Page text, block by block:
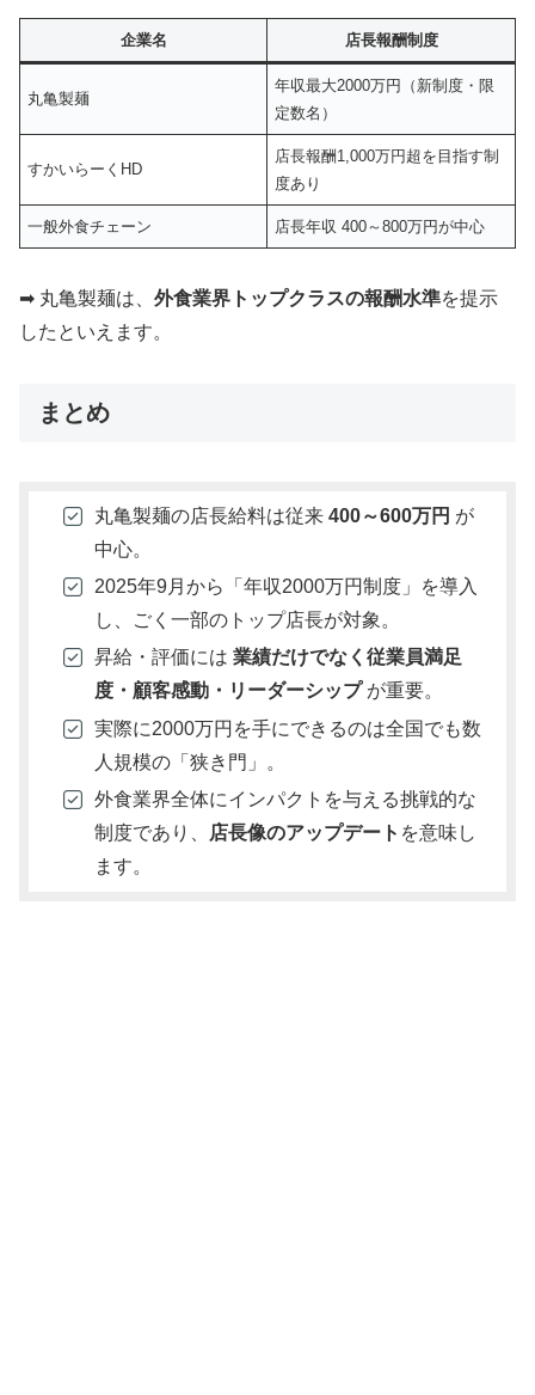
企業名 店長報酬制度
丸亀製麺
年収最大2000万円（新制度・限
定数名）
すかいらーくHD
店長報酬1,000万円超を目指す制
度あり
一般外食チェーン 店長年収 400～800万円が中心
➡︎ 丸亀製麺は、 外食業界トップクラスの報酬水準を提示
したといえます。
まとめ
丸亀製麺の店長給料は従来 400～600万円 が
中心。
2025年9月から「年収2000万円制度」を導入
し、ごく一部のトップ店長が対象。
昇給・評価には 業績だけでなく従業員満足
度・顧客感動・リーダーシップが重要。
実際に2000万円を手にできるのは全国でも数
人規模の「狭き門」。
外食業界全体にインパクトを与える挑戦的な
制度であり、
店長像のアップデート を意味し
ます。